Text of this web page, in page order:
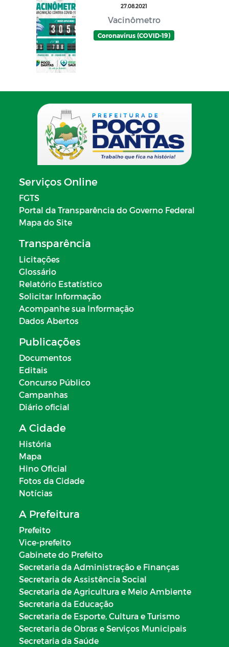
27.08.2021
Vacinômetro
Coronavírus (COVID-19)
Serviços Online
FGTS
Portal da Transparência do Governo Federal
Mapa do Site
Transparência
Licitações
Glossário
Relatório Estatístico
Solicitar Informação
Acompanhe sua Informação
Dados Abertos
Publicações
Documentos
Editais
Concurso Público
Campanhas
Diário oficial
A Cidade
História
Mapa
Hino Oficial
Fotos da Cidade
Notícias
A Prefeitura
Prefeito
Vice-prefeito
Gabinete do Prefeito
Secretaria da Administração e Finanças
Secretaria de Assistência Social
Secretaria de Agricultura e Meio Ambiente
Secretaria da Educação
Secretaria de Esporte, Cultura e Turismo
Secretaria de Obras e Serviços Municipais
Secretaria da Saúde